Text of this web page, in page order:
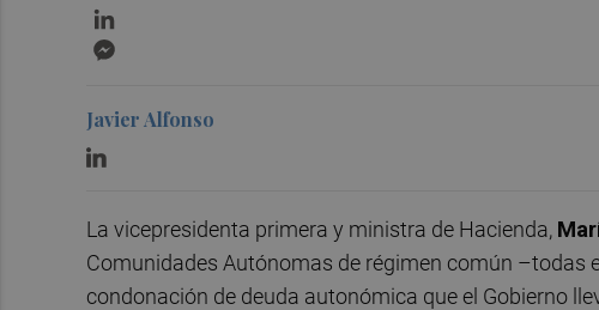
Javier Alfonso
La vicepresidenta primera y ministra de Hacienda,
Comunidades Autónomas de régimen común –todas
condonación de deuda autonómica que el Gobierno